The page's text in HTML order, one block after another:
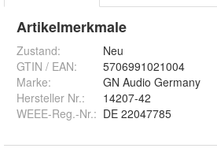
Artikelmerkmale
Zustand:
Neu
GTIN / EAN:
5706991021004
Marke:
GN Audio Germany
Hersteller Nr.:
14207-42
WEEE-Reg.-Nr.: DE 22047785